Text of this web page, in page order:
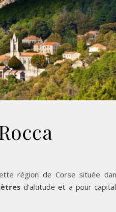
région de Corse située
d’altitude et a pour